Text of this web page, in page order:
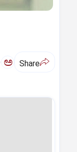
ಅ Share